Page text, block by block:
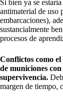
Si bien ya se
antimaterial de uso
embarcaciones),
sustancialmente
procesos de
Conflictos como
de municiones
supervivencia.
margen de tiempo,